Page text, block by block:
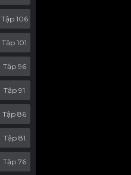
Tập 106
Tập 101
Tập 96
Tập 91
Tập 86
Tập 81
Tập 76